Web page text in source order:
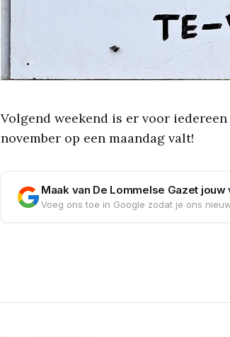
Volgend weekend is er voor
november op een maandag valt!
Maak van De Lommelse Gazet
Voeg ons toe in Google zodat je ons